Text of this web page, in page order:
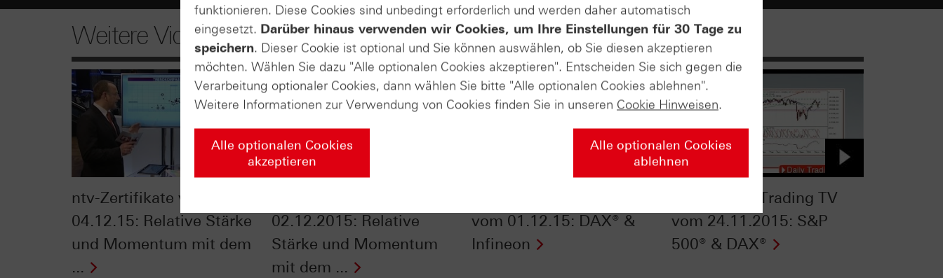
Weitere Videos
ntv-Zertifikate vom
04.12.15: Relative Stärke
und Momentum mit dem
...
02.12.2015: Relative
Stärke und Momentum
mit dem ...
vom 01.12.15: DAX® &
Infineon
HSBC Daily Trading TV
vom 24.11.2015: S&P
500® & DAX®
funktionieren. Diese Cookies sind unbedingt erforderlich und werden daher automatisch
eingesetzt. Darüber hinaus verwenden wir Cookies, um Ihre Einstellungen für 30 Tage zu
speichern. Dieser Cookie ist optional und Sie können auswählen, ob Sie diesen akzeptieren
möchten. Wählen Sie dazu "Alle optionalen Cookies akzeptieren". Entscheiden Sie sich gegen die
Verarbeitung optionaler Cookies, dann wählen Sie bitte "Alle optionalen Cookies ablehnen".
Weitere Informationen zur Verwendung von Cookies finden Sie in unseren Cookie Hinweisen.
Alle optionalen Cookies
akzeptieren
Alle optionalen Cookies
ablehnen